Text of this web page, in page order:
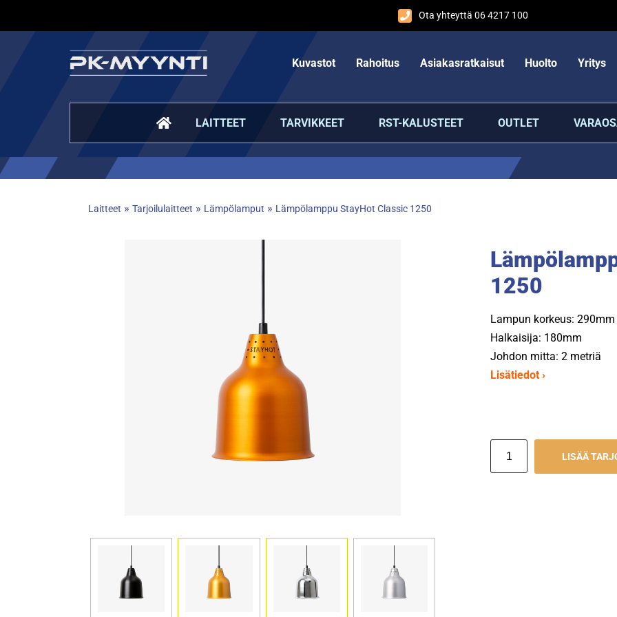
Ota yhteyttä 06 4217 100
Kuvastot Rahoitus Asiakasratkaisut Huolto Yritys
LAITTEET TARVIKKEET RST-KALUSTEET OUTLET
Laitteet » Tarjoilulaitteet » Lämpölamput » Lämpölamppu StayHot Classic 1250
1250
Lampun korkeus: 290mm
Halkaisija: 180mm
Johdon mitta: 2 metriä
Lisätiedot ›
LISÄÄ